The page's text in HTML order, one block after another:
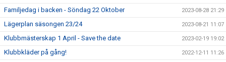
Familjedag i backen - Söndag 22 Oktober 2023-08-28 21:29
Lägerplan säsongen 23/24 2023-08-21 11:07
Klubbmästerskap 1 April - Save the date 2023-02-19 19:02
Klubbkläder på gång! 2022-12-11 11:26